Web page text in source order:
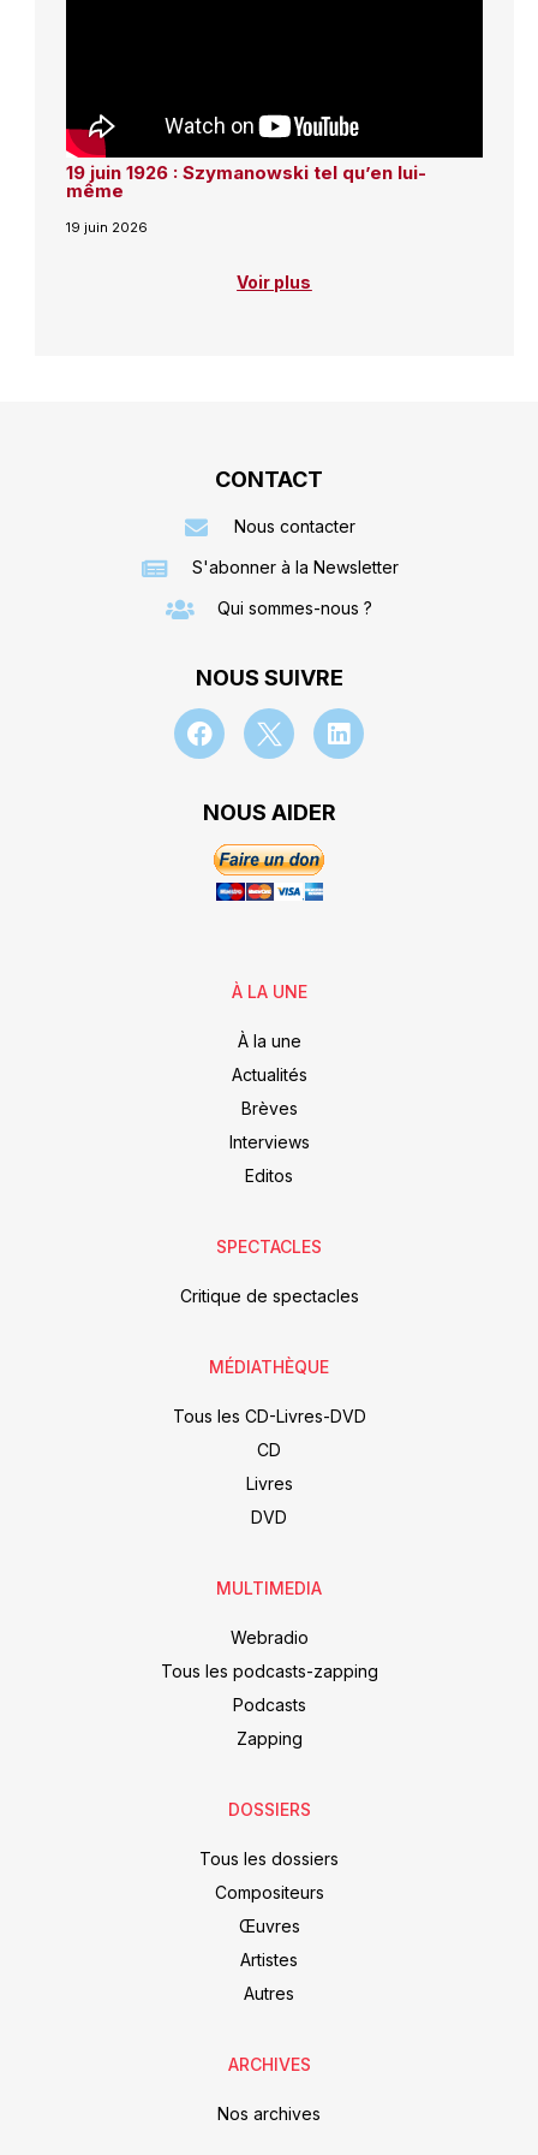
19 juin 1926 : Szymanowski tel qu’en lui-
même
19 juin 2026
Voir plus
CONTACT
Nous contacter
S'abonner à la Newsletter
Qui sommes-nous ?
NOUS SUIVRE
NOUS AIDER
À LA UNE
À la une
Actualités
Brèves
Interviews
Editos
SPECTACLES
Critique de spectacles
MÉDIATHÈQUE
Tous les CD-Livres-DVD
CD
Livres
DVD
MULTIMEDIA
Webradio
Tous les podcasts-zapping
Podcasts
Zapping
DOSSIERS
Tous les dossiers
Compositeurs
Œuvres
Artistes
Autres
ARCHIVES
Nos archives